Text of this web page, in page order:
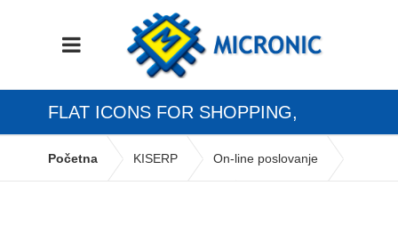
FLAT ICONS FOR SHOPPING,
FASHION
Početna KISERP On-line poslovanje